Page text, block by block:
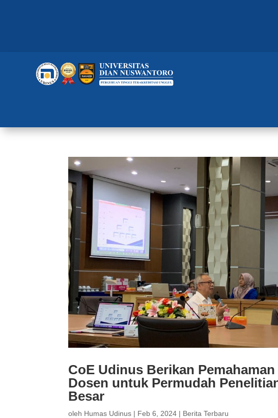
CoE Udinus Berikan
Dosen untuk Permudah
Besar
oleh Humas Udinus | Feb 6, 2024 | Berita Terbaru